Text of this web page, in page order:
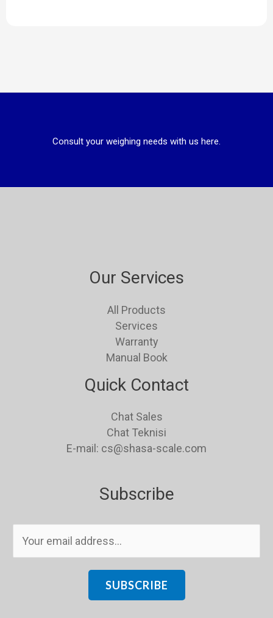
Consult your weighing needs with us here.
Our Services
All Products
Services
Warranty
Manual Book
Quick Contact
Chat Sales
Chat Teknisi
E-mail: cs@shasa-scale.com
Subscribe
SUBSCRIBE